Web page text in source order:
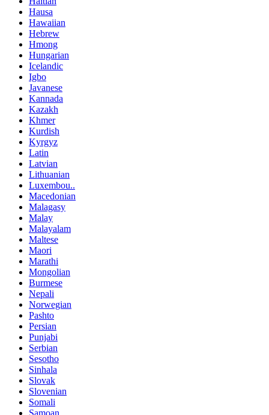
Hausa
Hawaiian
Hebrew
Hmong
Hungarian
Icelandic
Igbo
Javanese
Kannada
Kazakh
Khmer
Kurdish
Kyrgyz
Latin
Latvian
Lithuanian
Luxembou..
Macedonian
Malagasy
Malay
Malayalam
Maltese
Maori
Marathi
Mongolian
Burmese
Nepali
Norwegian
Pashto
Persian
Punjabi
Serbian
Sesotho
Sinhala
Slovak
Slovenian
Somali
Samoan